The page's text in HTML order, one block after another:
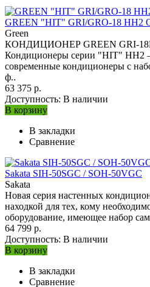
GREEN "HIT" GRI/GRO-18 HH2
Green
КОНДИЦИОНЕР GREEN GRI-
Кондиционеры серии "HIT" HH2
современные кондиционеры с
ф..
63 375 р.
Доступность: В наличии
В корзину
В закладки
Сравнение
Sakata SIH-50SGC / SOH-50VGC
Sakata
Новая серия настенных
находкой для тех, кому
оборудование, имеющее набор
64 799 р.
Доступность: В наличии
В корзину
В закладки
Сравнение